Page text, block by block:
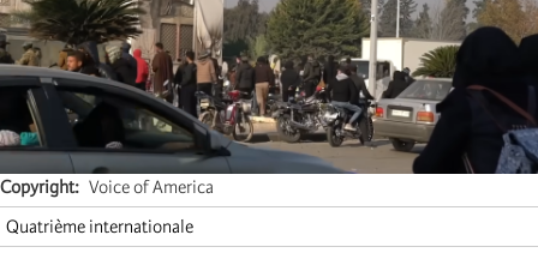
Copyright
Voice of America
Quatrième internationale